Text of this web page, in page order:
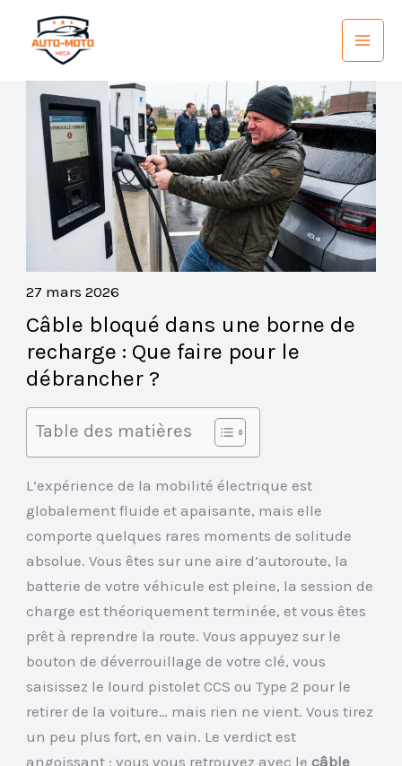
contenu
27 mars 2026
Câble bloqué dans une borne de
recharge : Que faire pour le
débrancher ?
Table des matières
L’expérience de la mobilité électrique est
globalement fluide et apaisante, mais elle
comporte quelques rares moments de solitude
absolue. Vous êtes sur une aire d’autoroute, la
batterie de votre véhicule est pleine, la session de
charge est théoriquement terminée, et vous êtes
prêt à reprendre la route. Vous appuyez sur le
bouton de déverrouillage de votre clé, vous
saisissez le lourd pistolet CCS ou Type 2 pour le
retirer de la voiture… mais rien ne vient. Vous tirez
un peu plus fort, en vain. Le verdict est
angoissant : vous vous retrouvez avec lecâble